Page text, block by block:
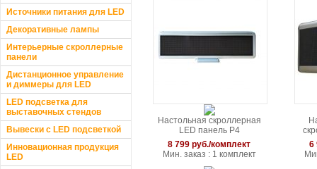
Источники питания для LED
Декоративные лампы
Интерьерные скроллерные
панели
Дистанционное управление
и диммеры для LED
LED подсветка для
выставочных стендов
Вывески с LED подсветкой
Инновационная продукция
LED
Настольная скроллерная
LED панель P4
(420x100x20мм)
8 799 руб./комплект
Мин. заказ : 1 комплект
6